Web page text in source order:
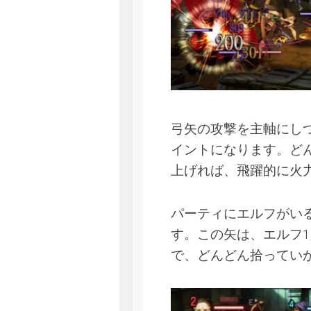
弓矢の攻撃を主軸にし
イントになります。ど
上げれば、飛躍的に火
パーティにエルフがい
す。この矢は、エルフ
で、どんどん拾ってい